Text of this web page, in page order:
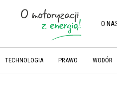
O
TECHNOLOGIA PRAWO WODÓR